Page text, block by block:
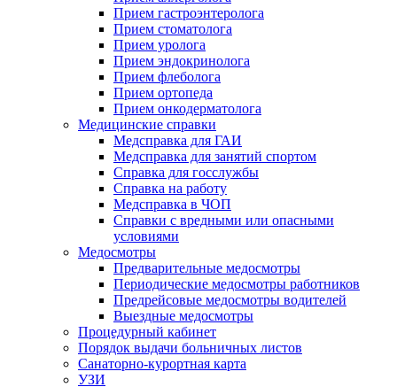
Прием гастроэнтеролога
Прием стоматолога
Прием уролога
Прием эндокринолога
Прием флеболога
Прием ортопеда
Прием онкодерматолога
Медицинские справки
Медсправка для ГАИ
Медсправка для занятий спортом
Справка для госслужбы
Справка на работу
Медсправка в ЧОП
Справки с вредными или опасными
условиями
Медосмотры
Предварительные медосмотры
Периодические медосмотры работников
Предрейсовые медосмотры водителей
Выездные медосмотры
Процедурный кабинет
Порядок выдачи больничных листов
Санаторно-курортная карта
УЗИ